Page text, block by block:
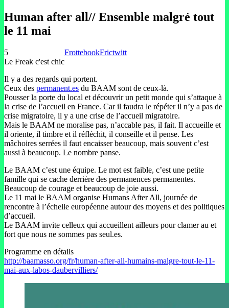
Human after all// Ensemble malgré tout
le 11 mai
5
Le Freak c'est chic
FrottebookFrictwitt
Il y a des regards qui portent.
Ceux des permanent.es du BAAM sont de ceux-là.
Pousser la porte du local et découvrir un petit monde qui s’attaque à
la crise de l’accueil en France. Car il faudra le répéter il n’y a pas de
crise migratoire, il y a une crise de l’accueil migratoire.
Mais le BAAM ne moralise pas, n’accable pas, il fait. Il accueille et
il oriente, il timbre et il réfléchit, il conseille et il pense. Les
mâchoires serrées il faut encaisser beaucoup, mais souvent c’est
aussi à beaucoup. Le nombre panse.
Le BAAM c’est une équipe. Le mot est faible, c’est une petite
famille qui se cache derrière des permanences permanentes.
Beaucoup de courage et beaucoup de joie aussi.
Le 11 mai le BAAM organise Humans After All, journée de
rencontre à l’échelle européenne autour des moyens et des politiques
d’accueil.
Le BAAM invite celleux qui accueillent ailleurs pour clamer au et
fort que nous ne sommes pas seul.es.
Programme en détails
http://baamasso.org/fr/human-after-all-humains-malgre-tout-le-11-
mai-aux-labos-daubervilliers/